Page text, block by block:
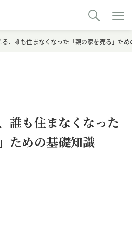
、誰も住まなくなった「親の家を売る」ため
誰も住まなくなった
ための基礎知識